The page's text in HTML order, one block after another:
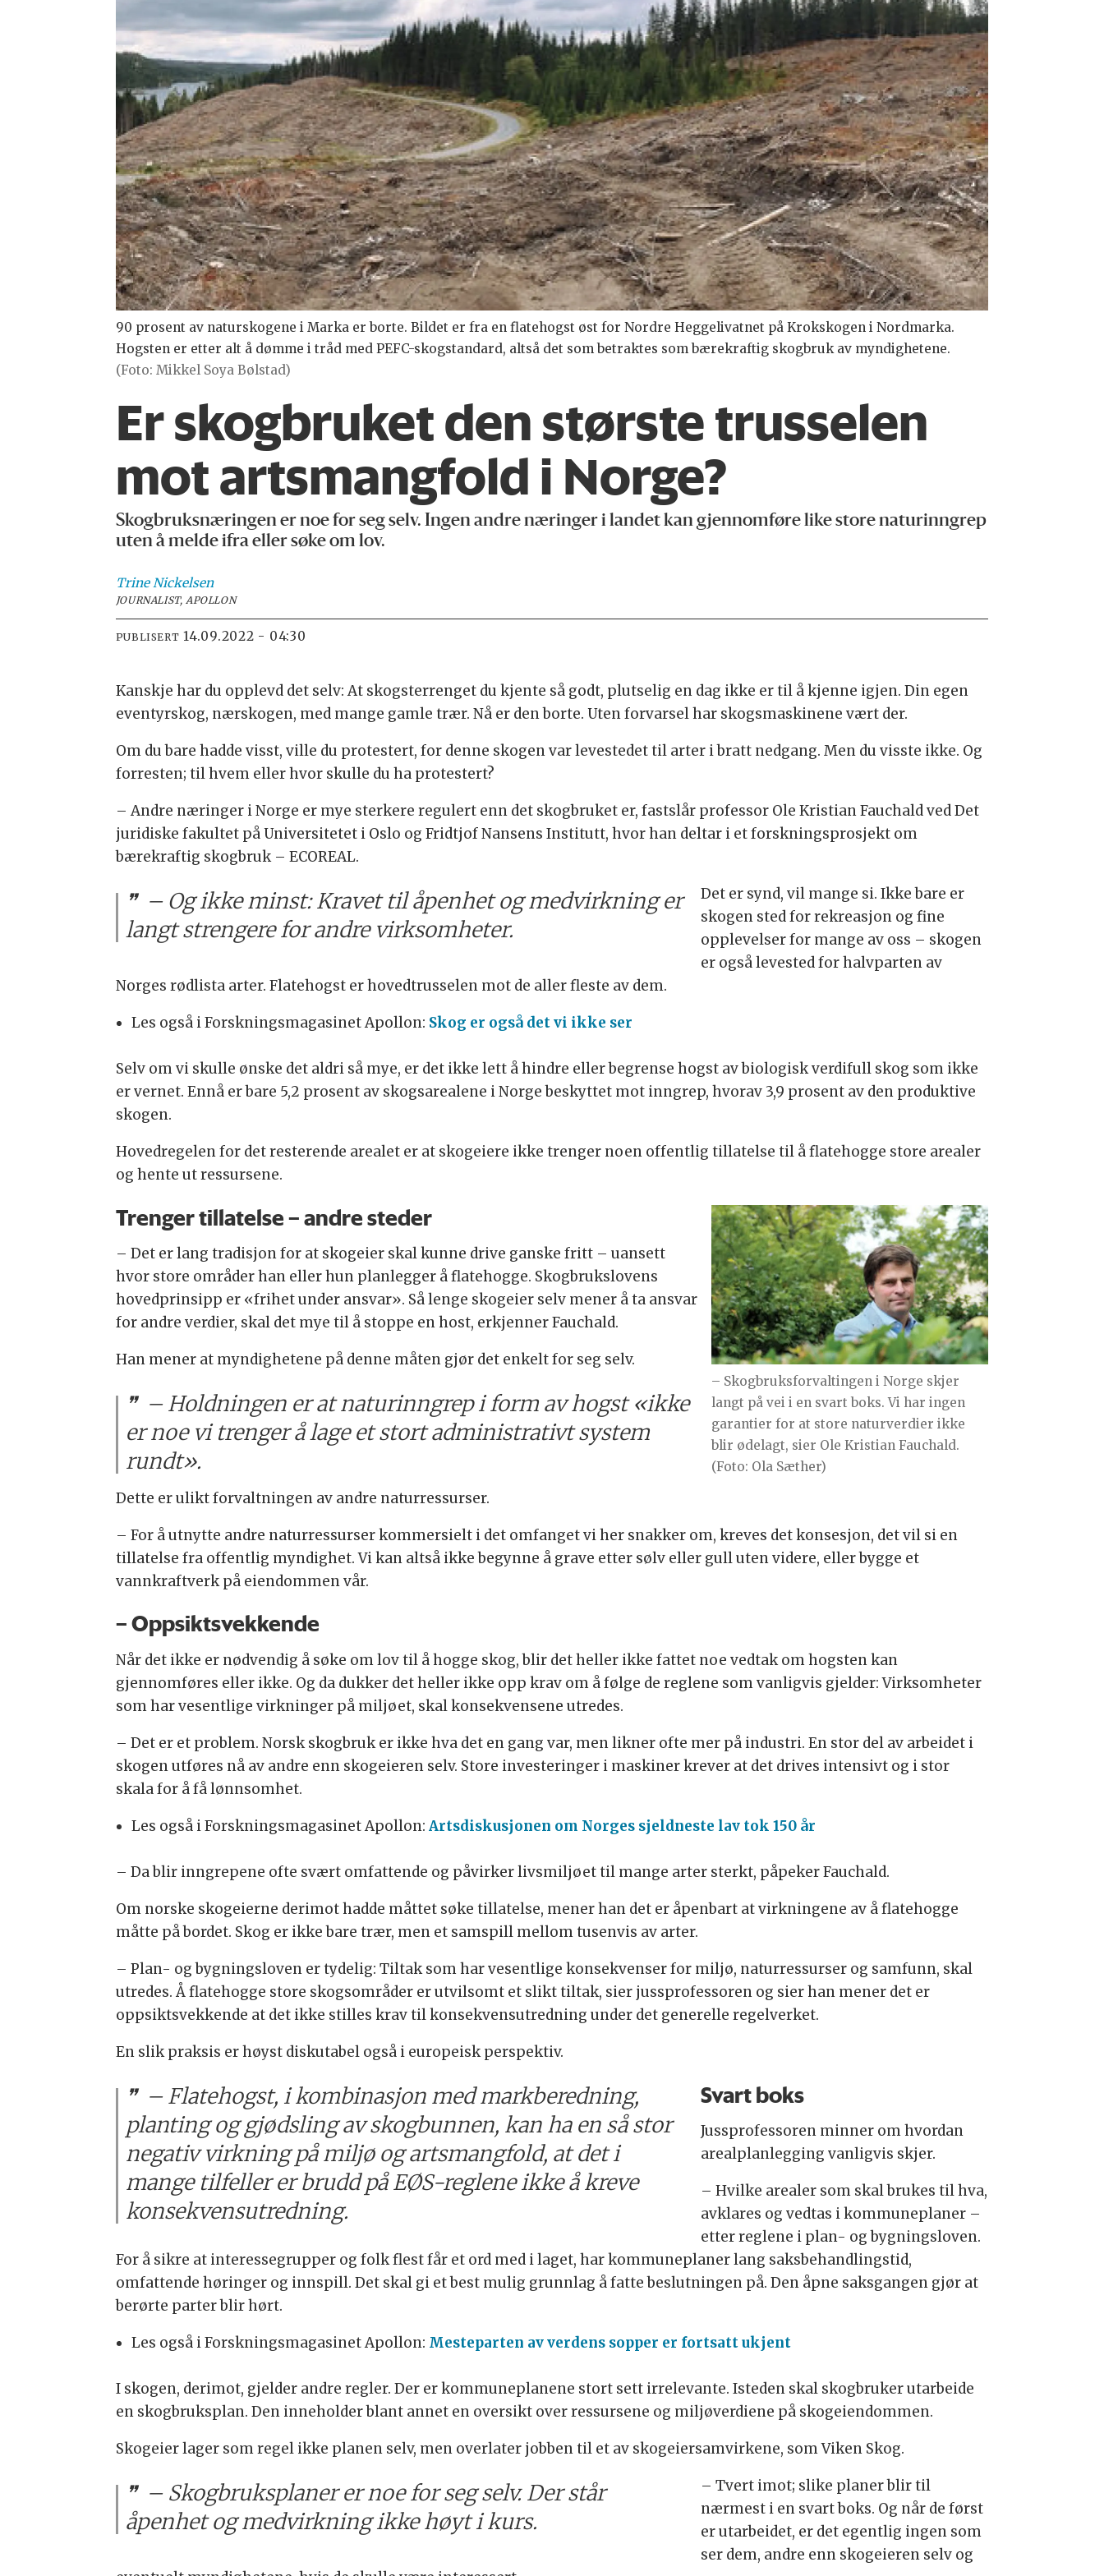
90 prosent av naturskogene i Marka er borte. Bildet er fra en flatehogst øst for Nordre Heggelivatnet på Krokskogen i Nordmarka.
Hogsten er etter alt å dømme i tråd med PEFC-skogstandard, altså det som betraktes som bærekraftig skogbruk av myndighetene.
(Foto: Mikkel Soya Bølstad)
Er skogbruket den største trusselen
mot artsmangfold i Norge?
Skogbruksnæringen er noe for seg selv. Ingen andre næringer i landet kan gjennomføre like store naturinngrep
uten å melde ifra eller søke om lov.
Trine Nickelsen
JOURNALIST, APOLLON
PUBLISERT 14.09.2022 - 04:30
Kanskje har du opplevd det selv: At skogsterrenget du kjente så godt, plutselig en dag ikke er til å kjenne igjen. Din egen
eventyrskog, nærskogen, med mange gamle trær. Nå er den borte. Uten forvarsel har skogsmaskinene vært der.
Om du bare hadde visst, ville du protestert, for denne skogen var levestedet til arter i bratt nedgang. Men du visste ikke. Og
forresten; til hvem eller hvor skulle du ha protestert?
– Andre næringer i Norge er mye sterkere regulert enn det skogbruket er, fastslår professor Ole Kristian Fauchald ved Det
juridiske fakultet på Universitetet i Oslo og Fridtjof Nansens Institutt, hvor han deltar i et forskningsprosjekt om
bærekraftig skogbruk – ECOREAL.
– Og ikke minst: Kravet til åpenhet og medvirkning er
langt strengere for andre virksomheter.
Det er synd, vil mange si. Ikke bare er
skogen sted for rekreasjon og fine
opplevelser for mange av oss – skogen
er også levested for halvparten av
Norges rødlista arter. Flatehogst er hovedtrusselen mot de aller fleste av dem.
Les også i Forskningsmagasinet Apollon: Skog er også det vi ikke ser
Selv om vi skulle ønske det aldri så mye, er det ikke lett å hindre eller begrense hogst av biologisk verdifull skog som ikke
er vernet. Ennå er bare 5,2 prosent av skogsarealene i Norge beskyttet mot inngrep, hvorav 3,9 prosent av den produktive
skogen.
Hovedregelen for det resterende arealet er at skogeiere ikke trenger noen offentlig tillatelse til å flatehogge store arealer
og hente ut ressursene.
– Skogbruksforvaltingen i Norge skjer
langt på vei i en svart boks. Vi har ingen
garantier for at store naturverdier ikke
blir ødelagt, sier Ole Kristian Fauchald.
(Foto: Ola Sæther)
Trenger tillatelse – andre steder
– Det er lang tradisjon for at skogeier skal kunne drive ganske fritt – uansett
hvor store områder han eller hun planlegger å flatehogge. Skogbrukslovens
hovedprinsipp er «frihet under ansvar». Så lenge skogeier selv mener å ta ansvar
for andre verdier, skal det mye til å stoppe en host, erkjenner Fauchald.
Han mener at myndighetene på denne måten gjør det enkelt for seg selv.
– Holdningen er at naturinngrep i form av hogst «ikke
er noe vi trenger å lage et stort administrativt system
rundt».
Dette er ulikt forvaltningen av andre naturressurser.
– For å utnytte andre naturressurser kommersielt i det omfanget vi her snakker om, kreves det konsesjon, det vil si en
tillatelse fra offentlig myndighet. Vi kan altså ikke begynne å grave etter sølv eller gull uten videre, eller bygge et
vannkraftverk på eiendommen vår.
– Oppsiktsvekkende
Når det ikke er nødvendig å søke om lov til å hogge skog, blir det heller ikke fattet noe vedtak om hogsten kan
gjennomføres eller ikke. Og da dukker det heller ikke opp krav om å følge de reglene som vanligvis gjelder: Virksomheter
som har vesentlige virkninger på miljøet, skal konsekvensene utredes.
– Det er et problem. Norsk skogbruk er ikke hva det en gang var, men likner ofte mer på industri. En stor del av arbeidet i
skogen utføres nå av andre enn skogeieren selv. Store investeringer i maskiner krever at det drives intensivt og i stor
skala for å få lønnsomhet.
Les også i Forskningsmagasinet Apollon: Artsdiskusjonen om Norges sjeldneste lav tok 150 år
– Da blir inngrepene ofte svært omfattende og påvirker livsmiljøet til mange arter sterkt, påpeker Fauchald.
Om norske skogeierne derimot hadde måttet søke tillatelse, mener han det er åpenbart at virkningene av å flatehogge
måtte på bordet. Skog er ikke bare trær, men et samspill mellom tusenvis av arter.
– Plan- og bygningsloven er tydelig: Tiltak som har vesentlige konsekvenser for miljø, naturressurser og samfunn, skal
utredes. Å flatehogge store skogsområder er utvilsomt et slikt tiltak, sier jussprofessoren og sier han mener det er
oppsiktsvekkende at det ikke stilles krav til konsekvensutredning under det generelle regelverket.
En slik praksis er høyst diskutabel også i europeisk perspektiv.
– Flatehogst, i kombinasjon med markberedning,
planting og gjødsling av skogbunnen, kan ha en så stor
negativ virkning på miljø og artsmangfold, at det i
mange tilfeller er brudd på EØS-reglene ikke å kreve
konsekvensutredning.
Svart boks
Jussprofessoren minner om hvordan
arealplanlegging vanligvis skjer.
– Hvilke arealer som skal brukes til hva,
avklares og vedtas i kommuneplaner –
etter reglene i plan- og bygningsloven.
For å sikre at interessegrupper og folk flest får et ord med i laget, har kommuneplaner lang saksbehandlingstid,
omfattende høringer og innspill. Det skal gi et best mulig grunnlag å fatte beslutningen på. Den åpne saksgangen gjør at
berørte parter blir hørt.
Les også i Forskningsmagasinet Apollon: Mesteparten av verdens sopper er fortsatt ukjent
I skogen, derimot, gjelder andre regler. Der er kommuneplanene stort sett irrelevante. Isteden skal skogbruker utarbeide
en skogbruksplan. Den inneholder blant annet en oversikt over ressursene og miljøverdiene på skogeiendommen.
Skogeier lager som regel ikke planen selv, men overlater jobben til et av skogeiersamvirkene, som Viken Skog.
– Skogbruksplaner er noe for seg selv. Der står
åpenhet og medvirkning ikke høyt i kurs.
– Tvert imot; slike planer blir til
nærmest i en svart boks. Og når de først
er utarbeidet, er det egentlig ingen som
ser dem, andre enn skogeieren selv og